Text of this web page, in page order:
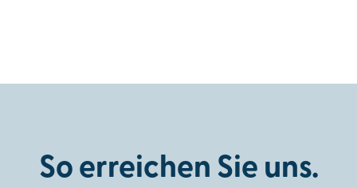
So erreichen Sie uns.